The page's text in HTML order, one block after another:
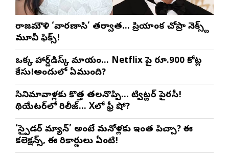
రాజమౌళి ‘వారణాసి’ తర్వాత… ప్రియాంక చోప్రా నెక్స్ట్
మూవీ ఫిక్స్!
ఒక్క హార్డ్‌డిస్క్ మాయం… Netflix పై రూ.900 కోట్ల
కేసు!అందులో ఏముంది?
సినిమావాళ్లకు కొత్త తలనొప్పి… ట్విట్టర్ పైరసీ!
థియేటర్‌లో రిలీజ్… Xలో ఫ్రీ షో?
‘స్పైడర్ మ్యాన్’ అంటే మనోళ్లకు ఇంత పిచ్చా? ఈ
కలెక్షన్స్, ఈ రికార్డులు ఏంటి!